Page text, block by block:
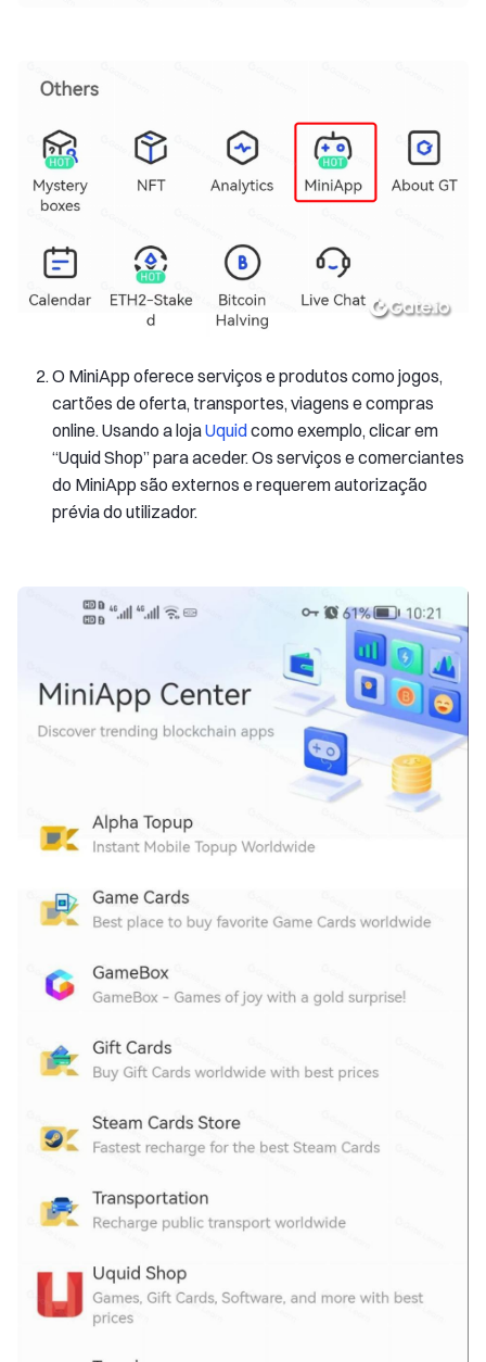
O MiniApp oferece serviços e produtos como jogos,
cartões de oferta, transportes, viagens e compras
online. Usando a lojaUquidcomo exemplo, clicar em
“Uquid Shop” para aceder. Os serviços e comerciantes
do MiniApp são externos e requerem autorização
prévia do utilizador.